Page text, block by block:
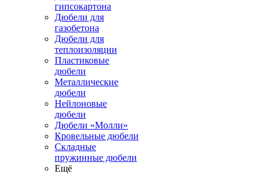
гипсокартона
Дюбели для
газобетона
Дюбели для
теплоизоляции
Пластиковые
дюбели
Металлические
дюбели
Нейлоновые
дюбели
Дюбели «Молли»
Кровельные дюбели
Складные
пружинные дюбели
Ещё